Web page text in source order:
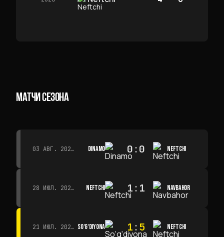
МАТЧИ СЕЗОНА
03 АВГ. 2026 Г. · 15:30 DINAMO 0:0 NEFTCHI
28 ИЮЛ. 2026 Г. · 15:00 NEFTCHI 1: 1 NAVBAHOR
21 ИЮЛ. 2026 Г. · 15:00 SO‘G‘DIYONA 1:5 NEFTCHI